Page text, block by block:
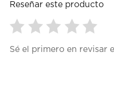
Reseñar este producto
paraparaparaparapara
Sé el primero en revisar